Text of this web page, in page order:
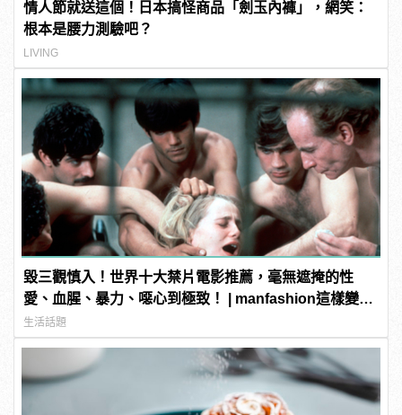
情人節就送這個！日本搞怪商品「劍玉內褲」，網笑：
根本是腰力測驗吧？
LIVING
毀三觀慎入！世界十大禁片電影推薦，毫無遮掩的性
愛、血腥、暴力、噁心到極致！ | manfashion這樣變型
男
生活話題